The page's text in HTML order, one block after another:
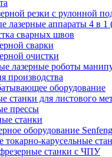
резки с рулонной
лазерные аппараты 4 в 1
сварных швов
сварки
очистки
лазерные роботы
производства
оборудование
станки для листового
прессы
станки
оборудование Senfeng
токарно-карусельные
станки с ЧПУ